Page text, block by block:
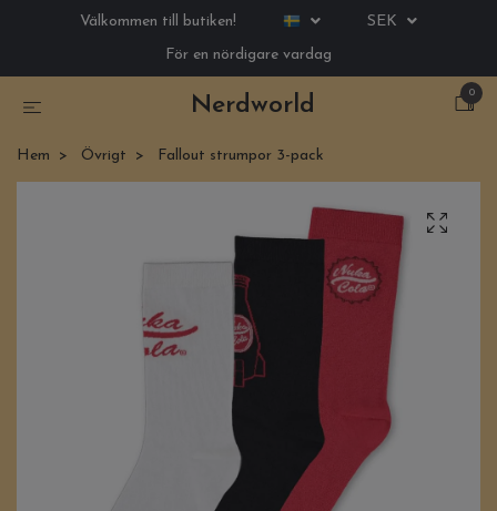
Välkommen till butiken!
SEK
För en nördigare vardag
Nerdworld
0
Hem Övrigt Fallout strumpor 3-pack